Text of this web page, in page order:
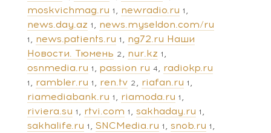
moskvichmag.ru 1 newradio.ru 1
news.day.az 1 news.myseldon.com/ru
1 news.patients.ru 1
ng72.ru Наши
Новости. Тюмень 2 nur.kz 1
osnmedia.ru 1 passion ru 4 radiokp.ru
1 rambler.ru 1 ren.tv 2 riafan.ru 1
riamediabank.ru 1 riamoda.ru 1
riviera.su 1 rtvi.com 1 sakhaday.ru 1
sakhalife.ru 1 SNCMedia.ru 1 snob.ru 1